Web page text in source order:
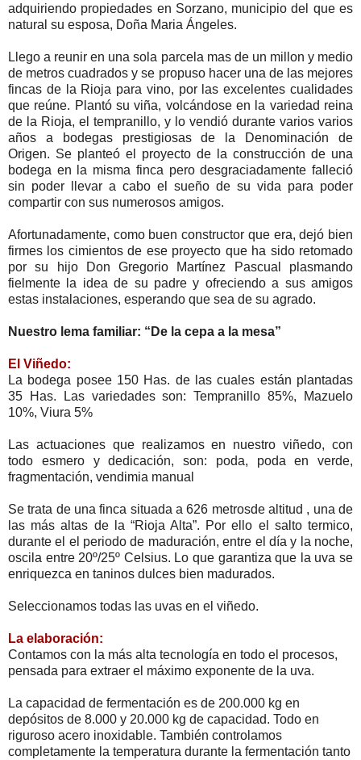
adquiriendo propiedades en Sorzano, municipio del que es
natural su esposa, Doña Maria Ángeles.
Llego a reunir en una sola parcela mas de un millon y medio
de metros cuadrados y se propuso hacer una de las mejores
fincas de la Rioja para vino, por las excelentes cualidades
que reúne. Plantó su viña, volcándose en la variedad reina
de la Rioja, el tempranillo, y lo vendió durante varios varios
años a bodegas prestigiosas de la Denominación de
Origen. Se planteó el proyecto de la construcción de una
bodega en la misma finca pero desgraciadamente falleció
sin poder llevar a cabo el sueño de su vida para poder
compartir con sus numerosos amigos.
Afortunadamente, como buen constructor que era, dejó bien
firmes los cimientos de ese proyecto que ha sido retomado
por su hijo Don Gregorio Martínez Pascual plasmando
fielmente la idea de su padre y ofreciendo a sus amigos
estas instalaciones, esperando que sea de su agrado.
Nuestro lema familiar: “De la cepa a la mesa”
El Viñedo:
La bodega posee 150 Has. de las cuales están plantadas
35 Has. Las variedades son: Tempranillo 85%, Mazuelo
10%, Viura 5%
Las actuaciones que realizamos en nuestro viñedo, con
todo esmero y dedicación, son: poda, poda en verde,
fragmentación, vendimia manual
Se trata de una finca situada a 626 metrosde altitud , una de
las más altas de la “Rioja Alta”. Por ello el salto termico,
durante el el periodo de maduración, entre el día y la noche,
oscila entre 20º/25º Celsius. Lo que garantiza que la uva se
enriquezca en taninos dulces bien madurados.
Seleccionamos todas las uvas en el viñedo.
La elaboración:
Contamos con la más alta tecnología en todo el procesos,
pensada para extraer el máximo exponente de la uva.
La capacidad de fermentación es de 200.000 kg en
depósitos de 8.000 y 20.000 kg de capacidad. Todo en
riguroso acero inoxidable. También controlamos
completamente la temperatura durante la fermentación tanto